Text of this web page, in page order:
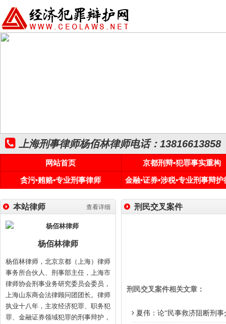
上海刑事律师杨佰林律师电话：13816613858
网站首页
京都刑辩•犯罪事实重构
贪污•贿赂•专业刑事律师
金融•证券•涉税•专业刑事辩护
查看详细
本站律师
杨佰林律师
杨佰林律师，北京京都（上海）律师
事务所合伙人、刑事部主任，上海市
律师协会刑事业务研究委员会委员，
上海山东商会法律顾问团团长。律师
执业十八年，主攻经济犯罪、职务犯
罪、金融证券领域犯罪的刑事辩护，
刑民交叉案件
刑民交叉案件相关文章：
夏伟：论“民事救济阻断刑